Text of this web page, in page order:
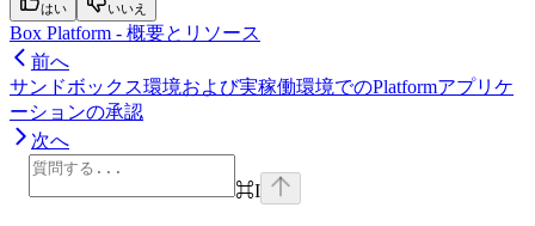
はい いいえ
Box Platform - 概要とリソース
前へ
サンドボックス環境および実稼働環境でのPlatformアプリケ
ーションの承認
次へ
⌘I